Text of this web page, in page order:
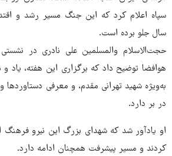
سپاه اعلام کرد که این جنگ مسیر رشد و
سال جلو برده است.
حجت‌الاسلام والمسلمین علی نادری در
هوافضا توضیح داد که برگزاری این هفته، یاد و
به‌ویژه شهید تهرانی مقدم، و معرفی دستاوردها
در بر دارد.
او یادآور شد که شهدای بزرگ این نیرو فرهنگ
کردند و مسیر پیشرفت همچنان ادامه دارد.